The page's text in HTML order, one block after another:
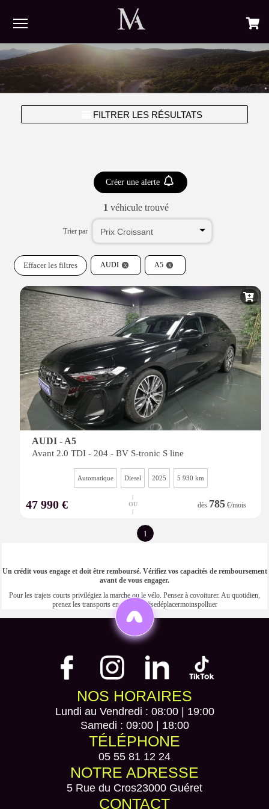
FILTRER LES RÉSULTATS
1 véhicule trouvé
Créer une alerte
Trier par
AUDI
Effacer les filtres A5
AUDI - A5
Avant 2.0 TDI - 204 - BV S-tronic S line
Automatique Diesel 2025 5 930 km
47 990 €
|
OU
|
dès 785 €/mois
1
Un crédit vous engage et doit être remboursé. Vérifiez vos capacités de remboursement
avant de vous engager.
Pour les trajets courts privilégiez la marche ou le vélo. Pensez à covoiturer. Au quotidien,
prenez les transports en commun #sedéplacermoinspolluer
TÉLÉPHONE
05 55 81 12 24
NOS HORAIRES
Lundi au Vendredi : 08:00 | 19:00
Samedi : 09:00 | 18:00
NOTRE ADRESSE
5 Rue du Cros23000 Guéret
CONTACT